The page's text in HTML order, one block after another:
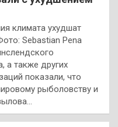
климата ухудшат
Sebastian Pena
а также других
показали, что
рыболовству и